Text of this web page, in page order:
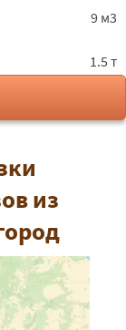
9 м3
1.5 т
из